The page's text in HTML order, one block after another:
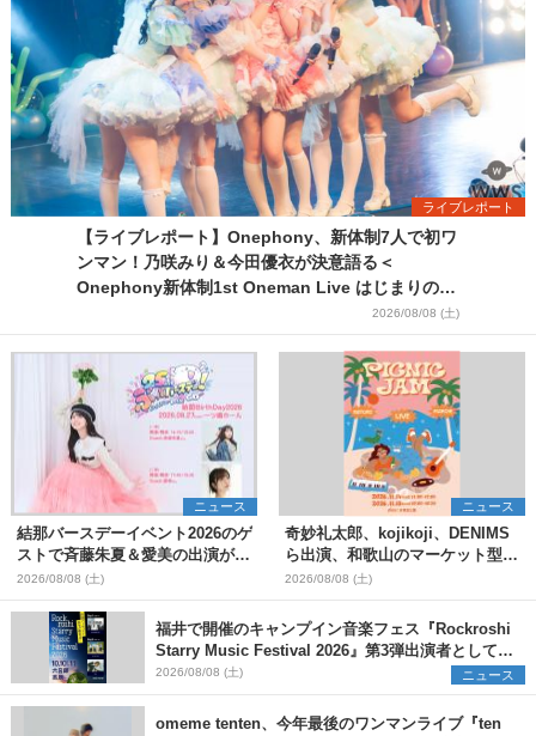
ライブレポート
【ライブレポート】Onephony、新体制7人で初ワ
ンマン！乃咲みり＆今田優衣が決意語る＜
Onephony新体制1st Oneman Live はじまりの夏
2026/08/08 (土)
ニュース
結那バースデーイベント2026のゲ
ストで斉藤朱夏＆愛美の出演が決
定
2026/08/08 (土)
ニュース
奇妙礼太郎、kojikoji、DENIMS
ら出演、和歌山のマーケット型野
外イベント『PICNIC JAM
2026』早割チケット発売開始
2026/08/08 (土)
福井で開催のキャンプイン音楽フェス『Rockroshi
Starry Music Festival 2026』第3弾出演者として
SCOOBIE DO、かりゆし58、Reiを発表
2026/08/08 (土) ニュース
omeme tenten、今年最後のワンマンライブ『ten